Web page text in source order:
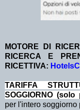
MOTORE DI
RICERCA E
RICETTIVA:
TA RIFFA
SOGGIORNO (solo
per l'intero soggiorno